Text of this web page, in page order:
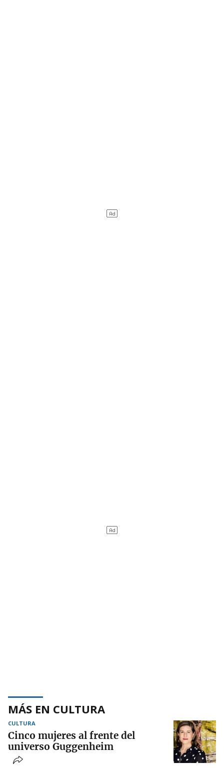
MÁS EN CULTURA
CULTURA
Cinco mujeres al frente del
universo Guggenheim